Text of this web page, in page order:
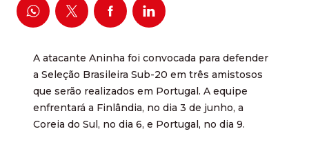
A atacante Aninha foi convocada para defender
a Seleção Brasileira Sub-20 em três amistosos
que serão realizados em Portugal. A equipe
enfrentará a Finlândia, no dia 3 de junho, a
Coreia do Sul, no dia 6, e Portugal, no dia 9.